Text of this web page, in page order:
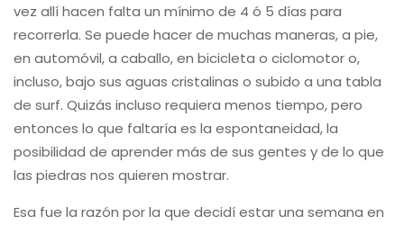
vez allí hacen falta un mínimo de 4 ó 5 días para
recorrerla. Se puede hacer de muchas maneras, a pie,
en automóvil, a caballo, en bicicleta o ciclomotor o,
incluso, bajo sus aguas cristalinas o subido a una tabla
de surf. Quizás incluso requiera menos tiempo, pero
entonces lo que faltaría es la espontaneidad, la
posibilidad de aprender más de sus gentes y de lo que
las piedras nos quieren mostrar.
Esa fue la razón por la que decidí estar una semana en